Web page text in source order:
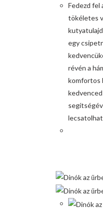
Fedezd fel
tökéletes
egy
révén a
komfortos